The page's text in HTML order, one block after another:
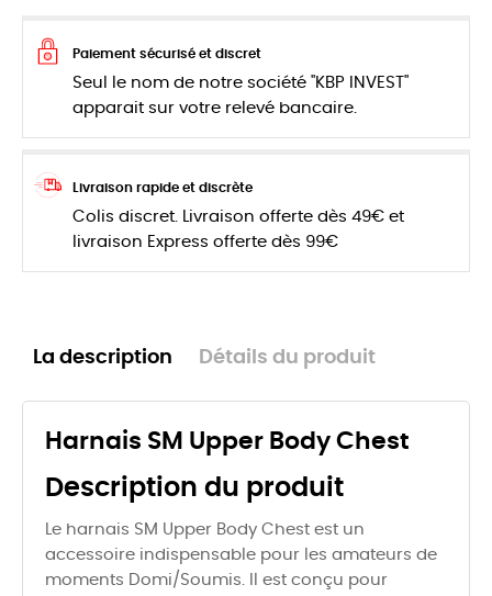
Paiement sécurisé et discret
Seul le nom de notre société "KBP INVEST"
apparait sur votre relevé bancaire.
Livraison rapide et discrète
Colis discret. Livraison offerte dès 49€ et
livraison Express offerte dès 99€
La description Détails du produit
Harnais SM Upper Body Chest
Description du produit
Le harnais SM Upper Body Chest est un
accessoire indispensable pour les amateurs de
moments Domi/Soumis. Il est conçu pour